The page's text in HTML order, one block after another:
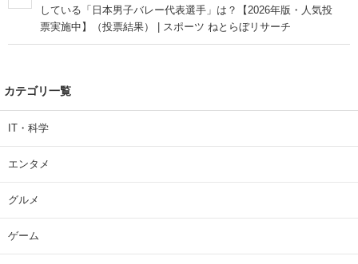
している「日本男子バレー代表選手」は？【2026年版・人気投
票実施中】（投票結果） | スポーツ ねとらぼリサーチ
カテゴリ一覧
IT・科学
エンタメ
グルメ
ゲーム